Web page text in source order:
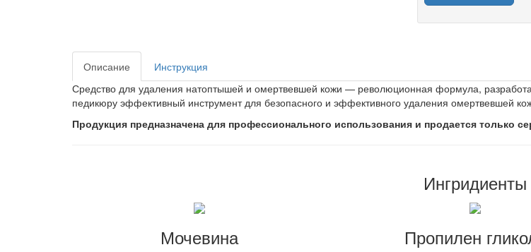
Описание
Инструкция
Средство для удаления натоптышей и омертвевшей кожи — революционная формула,
педикюру эффективный инструмент для безопасного и эффективного удаления омертвевшей
Продукция предназначена для профессионального использования и продается только
Ингридиенты
Мочевина Пропилен